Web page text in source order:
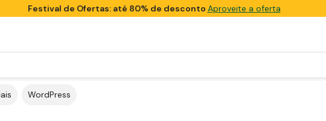
Festival de Ofertas: até 80% de desconto Aproveite a oferta
WordPress